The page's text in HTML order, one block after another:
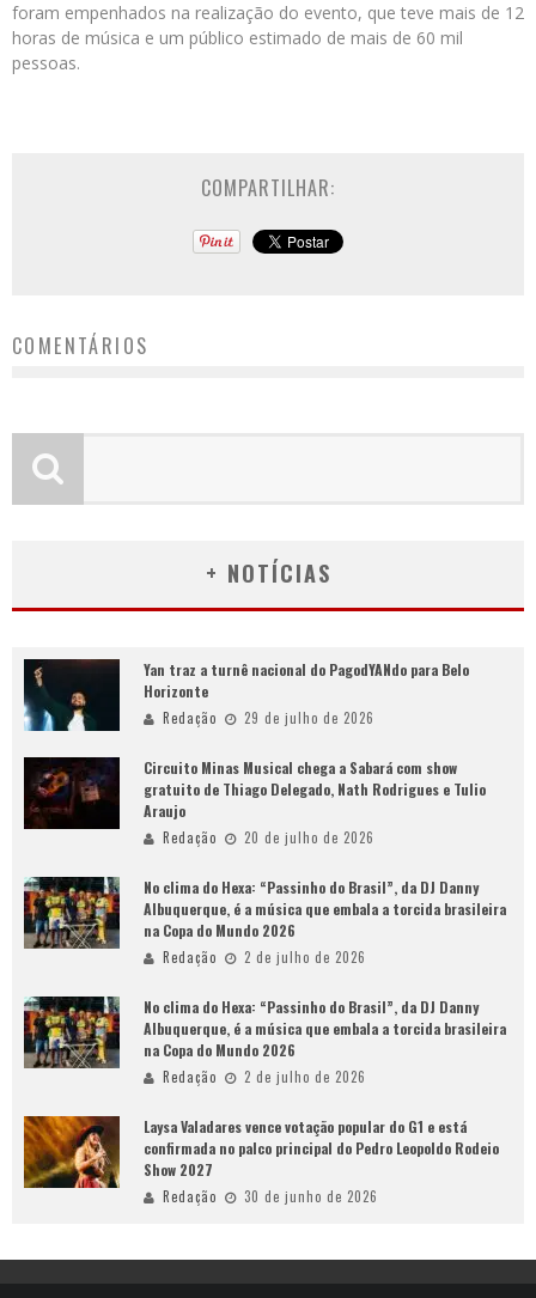
foram empenhados na realização do evento, que teve mais de 12
horas de música e um público estimado de mais de 60 mil
pessoas.
COMPARTILHAR:
COMENTÁRIOS
+ NOTÍCIAS
Yan traz a turnê nacional do PagodYANdo para Belo
Horizonte
Redação 29 de julho de 2026
Circuito Minas Musical chega a Sabará com show
gratuito de Thiago Delegado, Nath Rodrigues e Tulio
Araujo
Redação 20 de julho de 2026
No clima do Hexa: “Passinho do Brasil”, da DJ Danny
Albuquerque, é a música que embala a torcida brasileira
na Copa do Mundo 2026
Redação 2 de julho de 2026
No clima do Hexa: “Passinho do Brasil”, da DJ Danny
Albuquerque, é a música que embala a torcida brasileira
na Copa do Mundo 2026
Redação 2 de julho de 2026
Laysa Valadares vence votação popular do G1 e está
confirmada no palco principal do Pedro Leopoldo Rodeio
Show 2027
Redação 30 de junho de 2026